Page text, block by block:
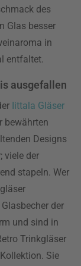
des
Glas besser
in
entfaltet.
ausgefallen
Iittala Gläser
bewährten
Designs
viele der
stapeln. Wer
der
und sind in
Trinkgläser
Sie